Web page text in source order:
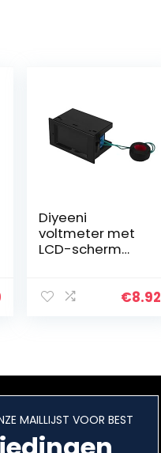
Diyeeni
voltmeter met
LCD-scherm
multifunctionele
voltmeter…
€8.92
MAILLIJST VOOR BEST